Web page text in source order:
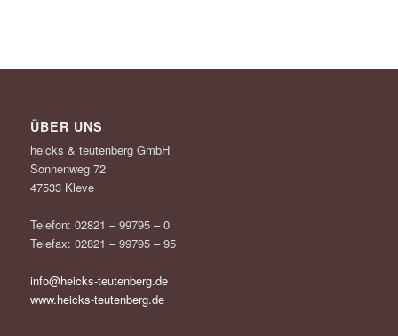
ÜBER UNS
heicks & teutenberg GmbH
Sonnenweg 72
47533 Kleve
Telefon: 02821 – 99795 – 0
Telefax: 02821 – 99795 – 95
info@heicks-teutenberg.de
www.heicks-teutenberg.de